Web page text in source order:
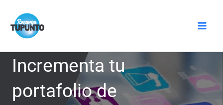
contenido
Incrementa tu
portafolio de